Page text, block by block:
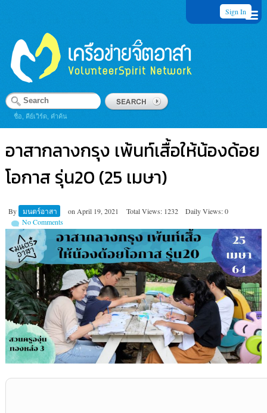
Sign In
ชื่อ, คีย์เวิร์ด, คำค้น
อาสากลางกรุง เพ้นท์เสื้อให้น้องด้อย
โอกาส รุ่น20 (25 เมษา)
By มนตร์อาสา on April 19, 2021 Total Views: 1232
Daily Views: 0
No Comments